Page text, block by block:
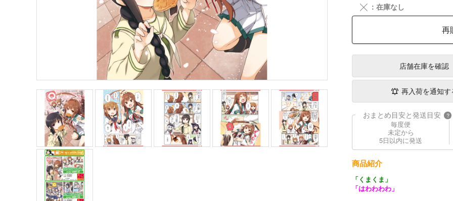
╳ ：在庫なし
再
店舗在庫を確認
再入荷を通知す
おまとめ目安と発送目安 ?
毎度便
未定から
5日以内に発送
商品紹介
「くまくま」
「はわわわわ」